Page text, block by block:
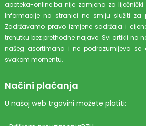
apoteka-online.ba nije zamjena za liječnički
Informacije na stranici ne smiju služiti za
Zadržavamo pravo izmjene sadržaja i
trenutku bez prethodne najave. Svi artikli na
našeg asortimana i ne podrazumijeva
svakom momentu.
Načini plaćanja
U našoj web trgovini možete platiti: